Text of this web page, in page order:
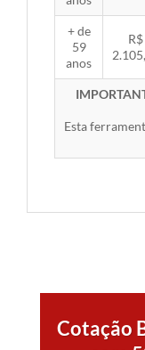
+ de
59
anos
R$
Esta
Cotação